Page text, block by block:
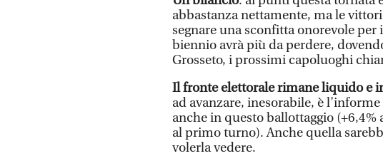
abbastanza nettamente, ma le
segnare una sconfitta onorevole
biennio avrà più da perdere,
Grosseto, i prossimi capoluoghi
Il fronte elettorale rimane liquido e
ad avanzare, inesorabile, è
anche in questo ballottaggio (+6,4%
al primo turno). Anche quella
volerla vedere.